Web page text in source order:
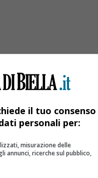
Cossato
il tuo consenso
personali per:
misurazione delle
annunci, ricerche sul pubblico,